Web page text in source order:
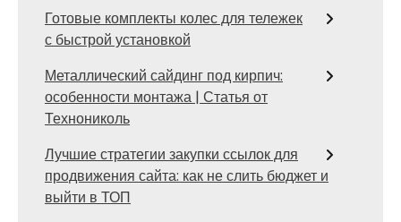
Готовые комплекты колес для тележек
с быстрой установкой
Металлический сайдинг под кирпич:
особенности монтажа | Статья от
Технониколь
Лучшие стратегии закупки ссылок для
продвижения сайта: как не слить бюджет и
выйти в ТОП